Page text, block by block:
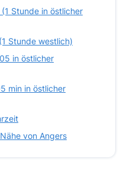
Stunde in östlicher
Stunde westlich)
in östlicher
min in östlicher
von Angers